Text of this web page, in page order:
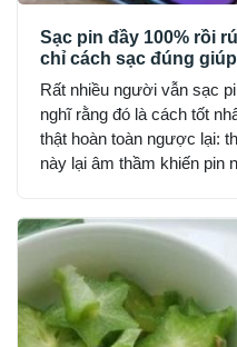
Sạc pin đầy 100% rồi
chỉ cách sạc đúng
Rất nhiều người vẫn sạc
nghĩ rằng đó là cách tốt
thật hoàn toàn ngược lại:
này lại âm thầm khiến pin